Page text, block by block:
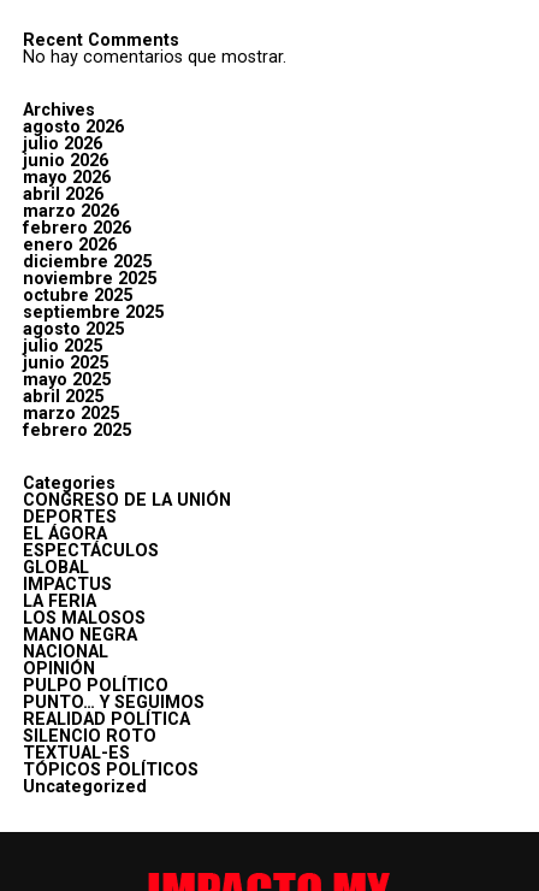
Recent Comments
No hay comentarios que mostrar.
Archives
agosto 2026
julio 2026
junio 2026
mayo 2026
abril 2026
marzo 2026
febrero 2026
enero 2026
diciembre 2025
noviembre 2025
octubre 2025
septiembre 2025
agosto 2025
julio 2025
junio 2025
mayo 2025
abril 2025
marzo 2025
febrero 2025
Categories
CONGRESO DE LA UNIÓN
DEPORTES
EL ÁGORA
ESPECTÁCULOS
GLOBAL
IMPACTUS
LA FERIA
LOS MALOSOS
MANO NEGRA
NACIONAL
OPINIÓN
PULPO POLÍTICO
PUNTO… Y SEGUIMOS
REALIDAD POLÍTICA
SILENCIO ROTO
TEXTUAL-ES
TÓPICOS POLÍTICOS
Uncategorized